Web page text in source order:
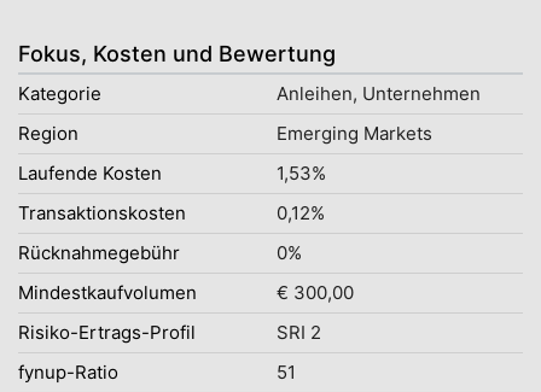
Fokus, Kosten und Bewertung
Kategorie
Anleihen, Unternehmen
Region
Emerging Markets
Laufende Kosten
1,53%
Transaktionskosten
0,12%
Rücknahmegebühr
0%
Mindestkaufvolumen
€ 300,00
Risiko-Ertrags-Profil
SRI 2
fynup-Ratio
51